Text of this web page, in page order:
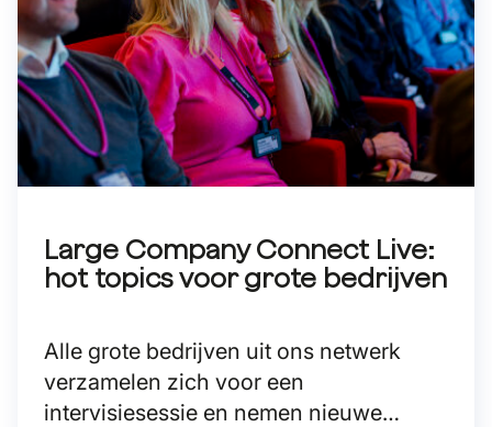
Large Company Connect Live:
hot topics voor grote bedrijven
Alle grote bedrijven uit ons netwerk
verzamelen zich voor een
intervisiesessie en nemen nieuwe